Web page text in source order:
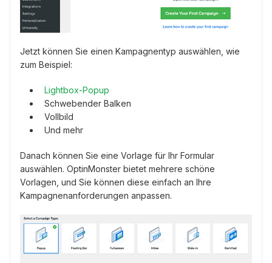
Jetzt können Sie einen Kampagnentyp auswählen, wie
zum Beispiel:
Lightbox-Popup
Schwebender Balken
Vollbild
Und mehr
Danach können Sie eine Vorlage für Ihr Formular
auswählen. OptinMonster bietet mehrere schöne
Vorlagen, und Sie können diese einfach an Ihre
Kampagnenanforderungen anpassen.